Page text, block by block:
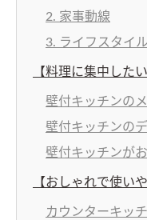
2. 家事動線
3. ライフスタイル
【料理に集中した
壁付キッチンの
壁付キッチンの
壁付キッチンが
【おしゃれで使い
カウンターキッ